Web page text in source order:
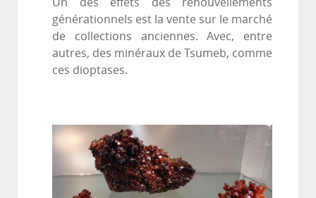
générationnels est la vente sur le marché
de collections anciennes. Avec, entre
autres, des minéraux de Tsumeb, comme
ces dioptases.